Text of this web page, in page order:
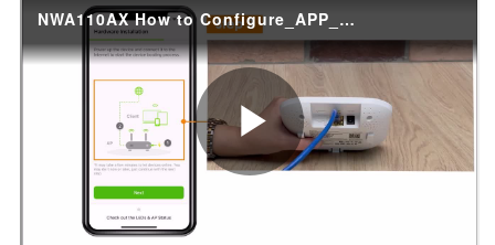
設定解説動画 - PCブラウザ編